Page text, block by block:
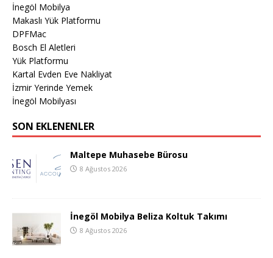
İnegöl Mobilya
Makaslı Yük Platformu
DPFMac
Bosch El Aletleri
Yük Platformu
Kartal Evden Eve Nakliyat
İzmir Yerinde Yemek
İnegöl Mobilyası
SON EKLENENLER
Maltepe Muhasebe Bürosu
8 Ağustos 2026
İnegöl Mobilya Beliza Koltuk Takımı
8 Ağustos 2026